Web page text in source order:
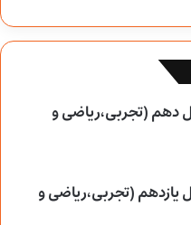
دهم (تجربی،ریاضی و
یازدهم (تجربی،ریاضی و